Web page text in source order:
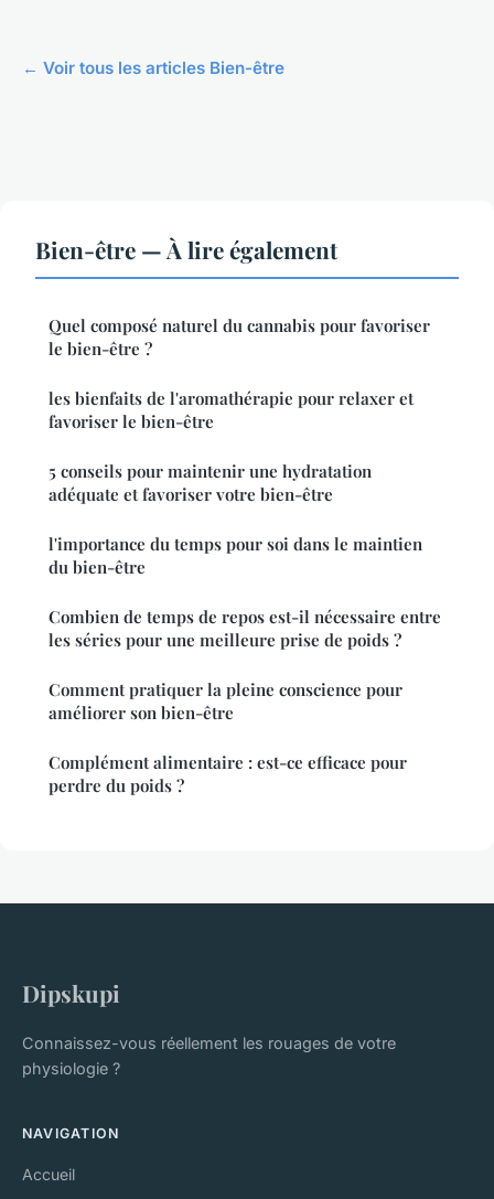
← Voir tous les articles Bien-être
Bien-être — À lire également
Quel composé naturel du cannabis pour favoriser
le bien-être ?
les bienfaits de l'aromathérapie pour relaxer et
favoriser le bien-être
5 conseils pour maintenir une hydratation
adéquate et favoriser votre bien-être
l'importance du temps pour soi dans le maintien
du bien-être
Combien de temps de repos est-il nécessaire entre
les séries pour une meilleure prise de poids ?
Comment pratiquer la pleine conscience pour
améliorer son bien-être
Complément alimentaire : est-ce efficace pour
perdre du poids ?
Dipskupi
Connaissez-vous réellement les rouages de votre
physiologie ?
NAVIGATION
Accueil